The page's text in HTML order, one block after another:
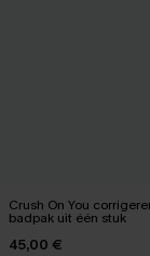
Crush On You
badpak uit één stuk
45,00 €